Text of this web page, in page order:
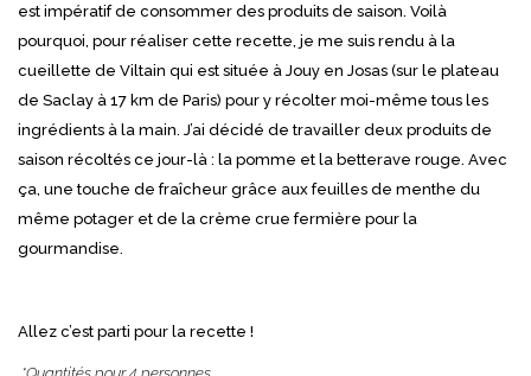
est impératif de consommer des produits de saison. Voilà
pourquoi, pour réaliser cette recette, je me suis rendu à la
cueillette de Viltain qui est située à Jouy en Josas (sur le plateau
de Saclay à 17 km de Paris) pour y récolter moi-même tous les
ingrédients à la main. J’ai décidé de travailler deux produits de
saison récoltés ce jour-là : la pomme et la betterave rouge. Avec
ça, une touche de fraîcheur grâce aux feuilles de menthe du
même potager et de la crème crue fermière pour la
gourmandise.
Allez c’est parti pour la recette !